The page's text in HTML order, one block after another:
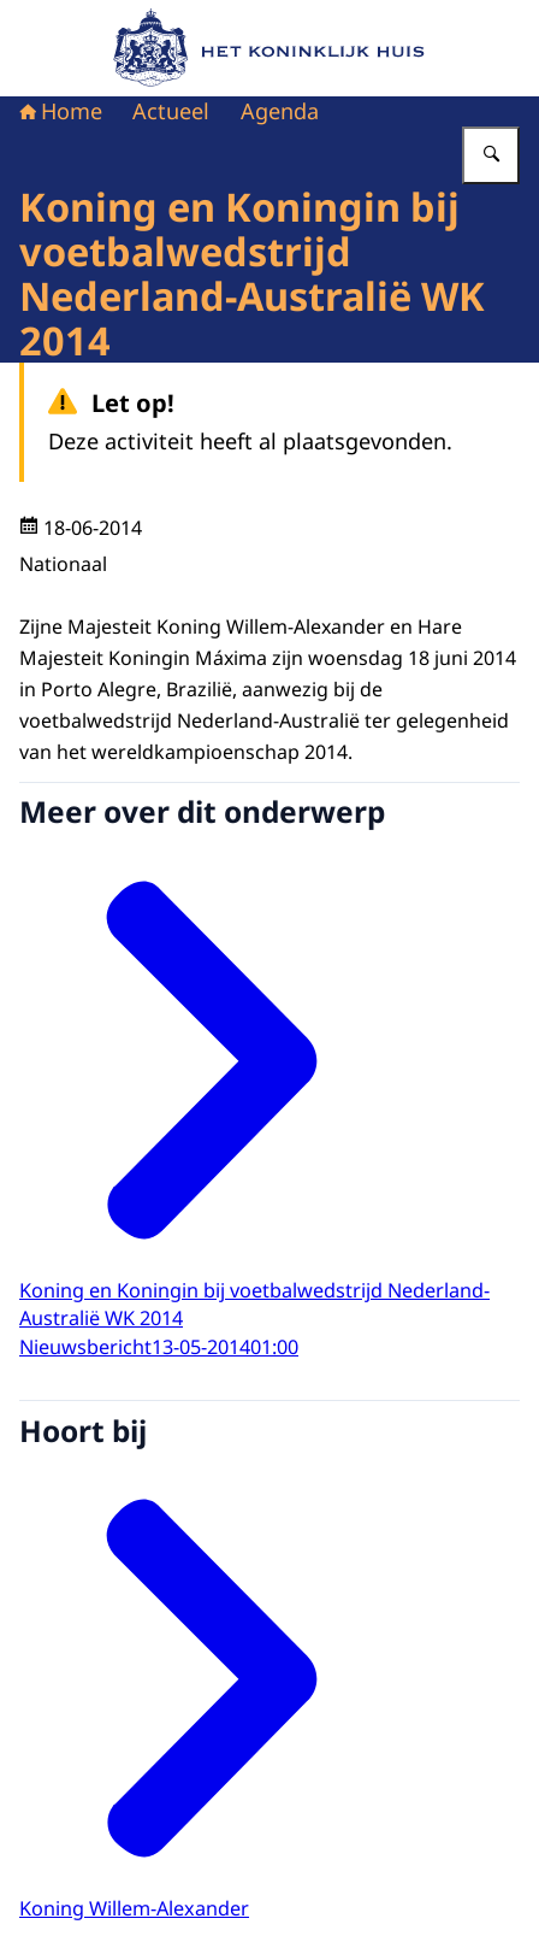
Naar de homepage van Het Koninklijk Huis
Home Actueel Agenda
Koning en Koningin bij
voetbalwedstrijd
Nederland-Australië WK
2014
Let op!
Deze activiteit heeft al plaatsgevonden.
18-06-2014
Nationaal
Zijne Majesteit Koning Willem-Alexander en Hare
Majesteit Koningin Máxima zijn woensdag 18 juni 2014
in Porto Alegre, Brazilië, aanwezig bij de
voetbalwedstrijd Nederland-Australië ter gelegenheid
van het wereldkampioenschap 2014.
Meer over dit onderwerp
Koning en Koningin bij voetbalwedstrijd Nederland-
Australië WK 2014
Nieuwsbericht13-05-201401:00
Hoort bij
Koning Willem-Alexander